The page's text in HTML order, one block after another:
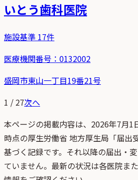
いとう歯科医院
施設基準 17件
医療機関番号： 0132002
盛岡市東山一丁目19番21号
1 / 27次へ
本ページの掲載内容は、 2026年7月1
時点の厚生労働省 地方厚生局「届出
基づく記録です。それ以降の届出・
ていません。最新の状況は各医院ま